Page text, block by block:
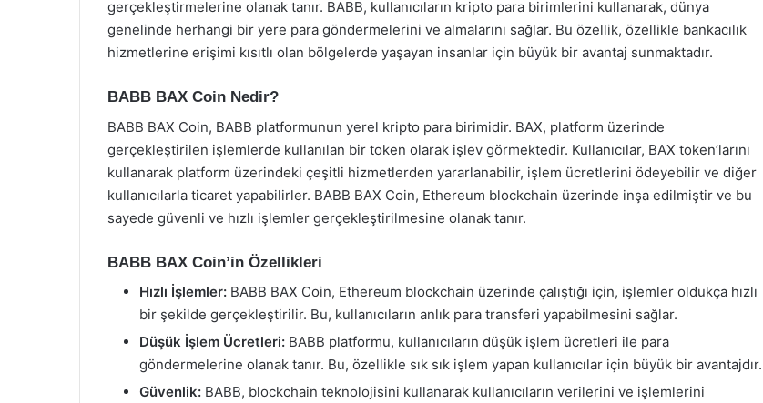
gerçekleştirmelerine olanak tanır. BABB, kullanıcıların kripto para birimlerini kullanarak, dünya
genelinde herhangi bir yere para göndermelerini ve almalarını sağlar. Bu özellik, özellikle bankacılık
hizmetlerine erişimi kısıtlı olan bölgelerde yaşayan insanlar için büyük bir avantaj sunmaktadır.
BABB BAX Coin Nedir?
BABB BAX Coin, BABB platformunun yerel kripto para birimidir. BAX, platform üzerinde
gerçekleştirilen işlemlerde kullanılan bir token olarak işlev görmektedir. Kullanıcılar, BAX token’larını
kullanarak platform üzerindeki çeşitli hizmetlerden yararlanabilir, işlem ücretlerini ödeyebilir ve diğer
kullanıcılarla ticaret yapabilirler. BABB BAX Coin, Ethereum blockchain üzerinde inşa edilmiştir ve bu
sayede güvenli ve hızlı işlemler gerçekleştirilmesine olanak tanır.
BABB BAX Coin’in Özellikleri
Hızlı İşlemler: BABB BAX Coin, Ethereum blockchain üzerinde çalıştığı için, işlemler oldukça hızlı
bir şekilde gerçekleştirilir. Bu, kullanıcıların anlık para transferi yapabilmesini sağlar.
Düşük İşlem Ücretleri: BABB platformu, kullanıcıların düşük işlem ücretleri ile para
göndermelerine olanak tanır. Bu, özellikle sık sık işlem yapan kullanıcılar için büyük bir avantajdır.
Güvenlik: BABB, blockchain teknolojisini kullanarak kullanıcıların verilerini ve işlemlerini